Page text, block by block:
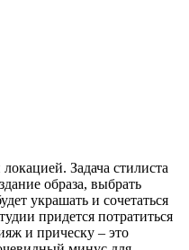
Задача стилиста
образа, выбрать
украшать и сочетаться
придется потратиться
и прическу – это